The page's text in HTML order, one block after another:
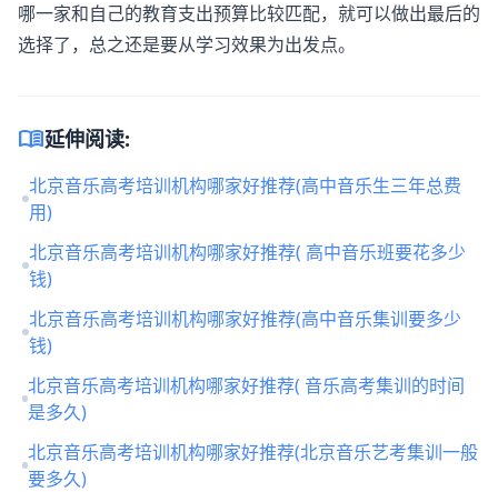
哪一家和自己的教育支出预算比较匹配，就可以做出最后的
选择了，总之还是要从学习效果为出发点。
menu_book延伸阅读:
北京音乐高考培训机构哪家好推荐(高中音乐生三年总费
用)
北京音乐高考培训机构哪家好推荐( 高中音乐班要花多少
钱)
北京音乐高考培训机构哪家好推荐(高中音乐集训要多少
钱)
北京音乐高考培训机构哪家好推荐( 音乐高考集训的时间
是多久)
北京音乐高考培训机构哪家好推荐(北京音乐艺考集训一般
要多久)